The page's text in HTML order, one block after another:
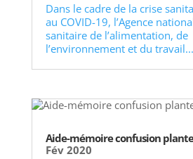
Dans le cadre de la crise
au COVID-19, l’Agence
sanitaire de l’alimentation, de
l’environnement et du travail...
Aide-mémoire confusion
Fév 2020